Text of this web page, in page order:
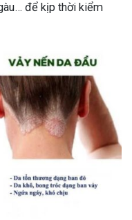
để kịp thời kiểm